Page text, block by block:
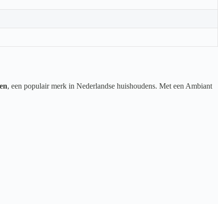
, een populair merk in Nederlandse huishoudens. Met een Ambiant